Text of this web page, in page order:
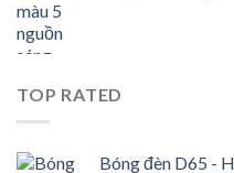
TOP RATED
Bóng đèn D65 -